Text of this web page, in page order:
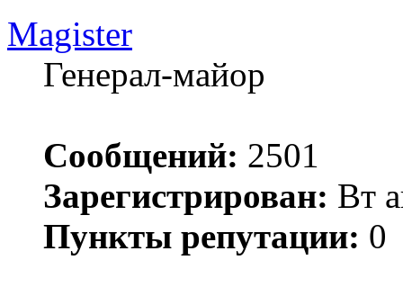
Magister
Генерал-майор
Сообщений: 2501
Зарегистрирован: Вт
Пункты репутации: 0